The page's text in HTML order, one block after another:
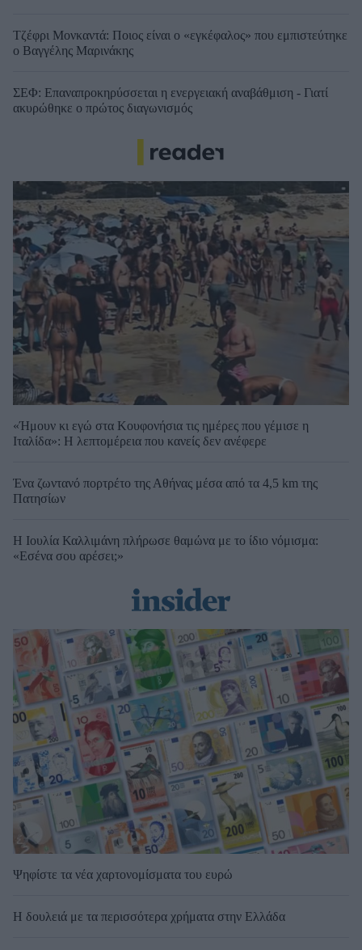
Τζέφρι Μονκαντά: Ποιος είναι ο «εγκέφαλος» που εμπιστεύτηκε
ο Βαγγέλης Μαρινάκης
ΣΕΦ: Επαναπροκηρύσσεται η ενεργειακή αναβάθμιση - Γιατί
ακυρώθηκε ο πρώτος διαγωνισμός
«Ήμουν κι εγώ στα Κουφονήσια τις ημέρες που γέμισε η
Ιταλίδα»: Η λεπτομέρεια που κανείς δεν ανέφερε
Ένα ζωντανό πορτρέτο της Αθήνας μέσα από τα 4,5 km της
Πατησίων
Η Ιουλία Καλλιμάνη πλήρωσε θαμώνα με το ίδιο νόμισμα:
«Εσένα σου αρέσει;»
Ψηφίστε τα νέα χαρτονομίσματα του ευρώ
Η δουλειά με τα περισσότερα χρήματα στην Ελλάδα